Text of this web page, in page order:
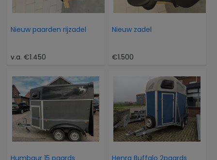
Nieuw paarden rijzadel
v.a. €1.450
Nieuw zadel
€1.500
Humbaur 15 paards
Henra Buffalo 2paards